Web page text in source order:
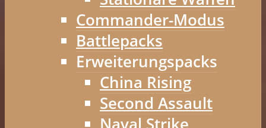
Commander-Modus
Battlepacks
Erweiterungspacks
China Rising
Second Assault